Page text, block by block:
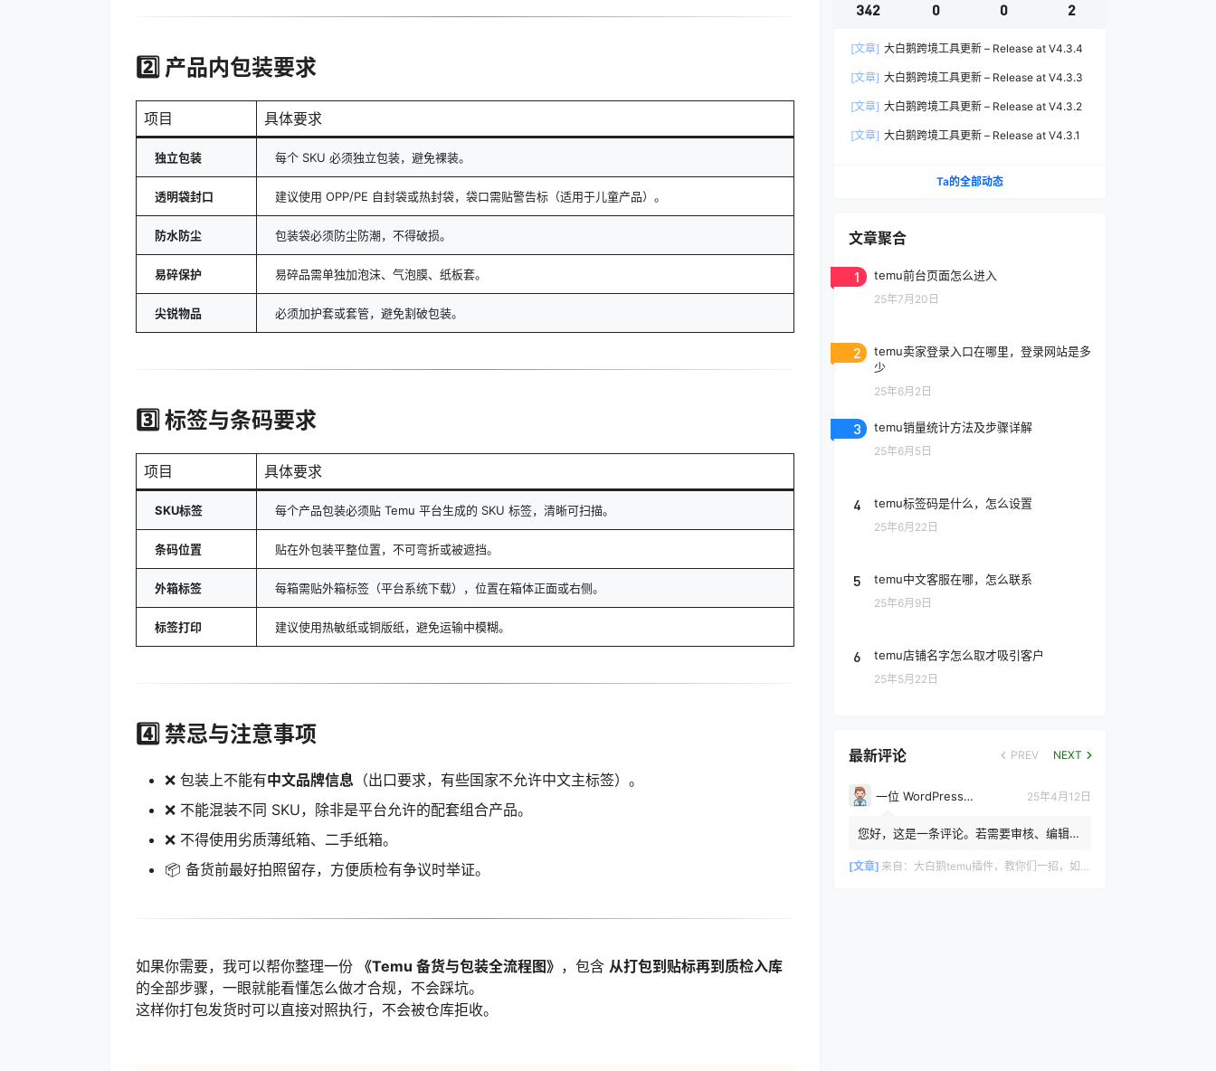
2️⃣ 产品内包装要求
项目 具体要求
独立包装 每个 SKU 必须独立包装，避免裸装。
透明袋封口 建议使用 OPP/PE 自封袋或热封袋，袋口需贴警告标（适用于儿童产品）。
防水防尘 包装袋必须防尘防潮，不得破损。
易碎保护 易碎品需单独加泡沫、气泡膜、纸板套。
尖锐物品 必须加护套或套管，避免割破包装。
3️⃣ 标签与条码要求
项目 具体要求
SKU标签 每个产品包装必须贴 Temu 平台生成的 SKU 标签，清晰可扫描。
条码位置 贴在外包装平整位置，不可弯折或被遮挡。
外箱标签 每箱需贴外箱标签（平台系统下载），位置在箱体正面或右侧。
标签打印 建议使用热敏纸或铜版纸，避免运输中模糊。
4️⃣ 禁忌与注意事项
❌ 包装上不能有中文品牌信息 （出口要求，有些国家不允许中文主标签）。
❌ 不能混装不同 SKU，除非是平台允许的配套组合产品。
❌ 不得使用劣质薄纸箱、二手纸箱。
📦 备货前最好拍照留存，方便质检有争议时举证。
如果你需要，我可以帮你整理一份 《Temu 备货与包装全流程图》 ，包含 从打包到贴标再到质检入库
的全部步骤，一眼就能看懂怎么做才合规，不会踩坑。
这样你打包发货时可以直接对照执行，不会被仓库拒收。
342 0 0 2
[文章] 大白鹅跨境工具更新 – Release at V4.3.4
[文章] 大白鹅跨境工具更新 – Release at V4.3.3
[文章] 大白鹅跨境工具更新 – Release at V4.3.2
[文章] 大白鹅跨境工具更新 – Release at V4.3.1
Ta的全部动态
文章聚合
1 temu前台页面怎么进入
25年7月20日
2
temu卖家登录入口在哪里，登录网站是多
少
25年6月2日
3 temu销量统计方法及步骤详解
25年6月5日
4 temu标签码是什么，怎么设置
25年6月22日
5 temu中文客服在哪，怎么联系
25年6月9日
6 temu店铺名字怎么取才吸引客户
25年5月22日
最新评论 PREV NEXT
一位 WordPress 评论者 25年4月12日
您好，这是一条评论。若需要审核、编辑或
者头像来自 Gravatar。
[文章] 来自： 大白鹅temu插件，教你们一招，如何30s里计算temu利润数据